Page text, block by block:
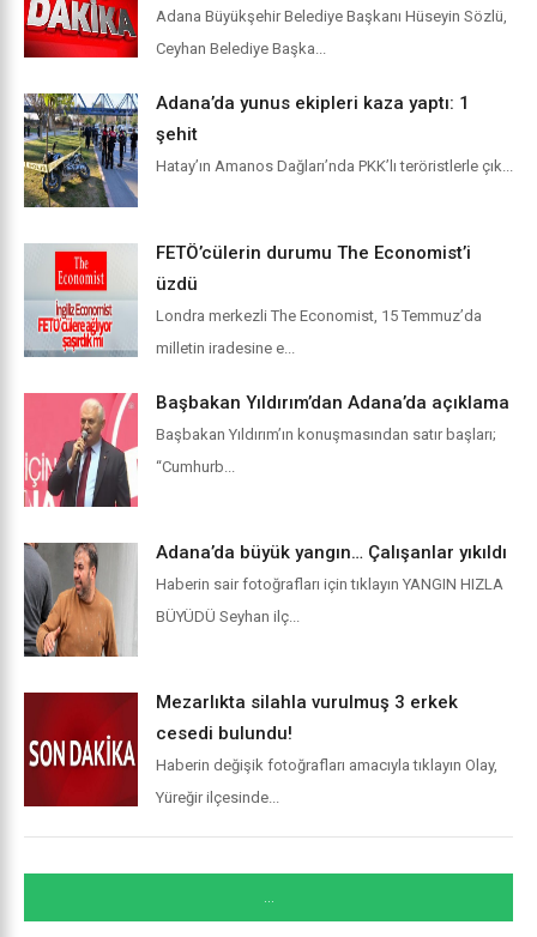
Adana Büyükşehir Belediye Başkanı Hüseyin Sözlü,
Ceyhan Belediye Başka...
Adana’da yunus ekipleri kaza yaptı: 1
şehit
Hatay’ın Amanos Dağları’nda PKK’lı teröristlerle çık...
FETÖ’cülerin durumu The Economist’i
üzdü
Londra merkezli The Economist, 15 Temmuz’da
milletin iradesine e...
Başbakan Yıldırım’dan Adana’da açıklama
Başbakan Yıldırım’ın konuşmasından satır başları;
“Cumhurb...
Adana’da büyük yangın… Çalışanlar yıkıldı
Haberin sair fotoğrafları için tıklayın YANGIN HIZLA
BÜYÜDÜ Seyhan ilç...
Mezarlıkta silahla vurulmuş 3 erkek
cesedi bulundu!
Haberin değişik fotoğrafları amacıyla tıklayın Olay,
Yüreğir ilçesinde...
...